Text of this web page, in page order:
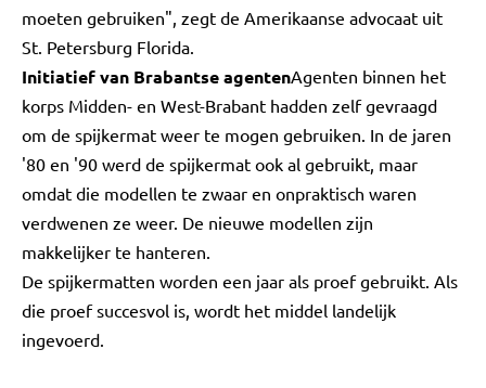
moeten gebruiken", zegt de Amerikaanse advocaat uit
St. Petersburg Florida.
Initiatief van Brabantse agentenAgenten binnen het
korps Midden- en West-Brabant hadden zelf gevraagd
om de spijkermat weer te mogen gebruiken. In de jaren
'80 en '90 werd de spijkermat ook al gebruikt, maar
omdat die modellen te zwaar en onpraktisch waren
verdwenen ze weer. De nieuwe modellen zijn
makkelijker te hanteren.
De spijkermatten worden een jaar als proef gebruikt. Als
die proef succesvol is, wordt het middel landelijk
ingevoerd.